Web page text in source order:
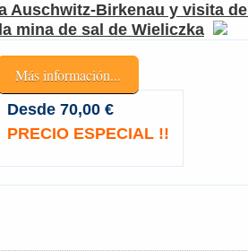
Auschwitz-Birkenau y visita
la mina de sal de Wieliczka
Más información...
Desde 70,00 €
PRECIO ESPECIAL !!